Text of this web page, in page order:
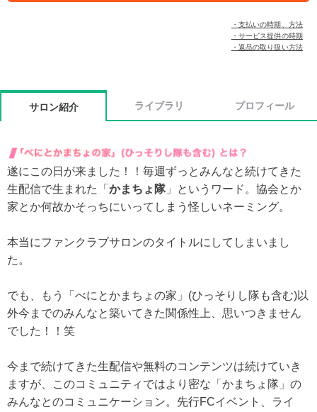
・支払いの時期、方法
・サービス提供の時期
・返品の取り扱い方法
サロン紹介 ライブラリ プロフィール
遂にこの日が来ました！！毎週ずっとみんなと続けてきた
生配信で生まれた「 かまちょ隊」というワード。協会とか
家とか何故かそっちにいってしまう怪しいネーミング。
本当にファンクラブサロンのタイトルにしてしまいまし
た。
でも、もう「べにとかまちょの家」(ひっそりし隊も含む)以
外今までのみんなと築いてきた関係性上、思いつきません
でした！！笑
今まで続けてきた生配信や無料のコンテンツは続けていき
ますが、このコミュニティではより密な「かまちょ隊」の
みんなとのコミュニケーション。先行FCイベント、ライ